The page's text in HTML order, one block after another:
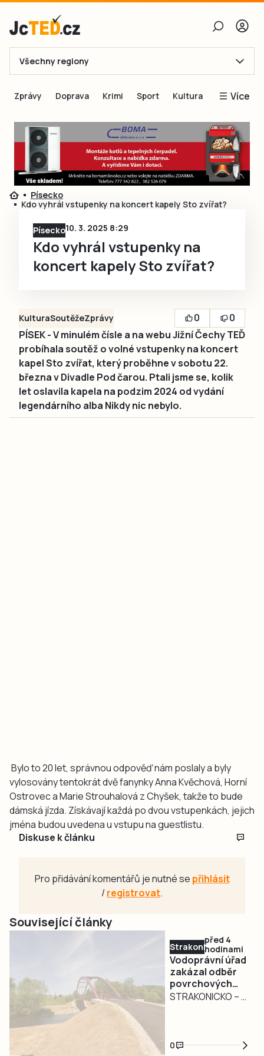
E-mail
Obnovit heslo
Přihlásit se
Ještě nemám účet, chci se
Všechny regiony
Zprávy Doprava Krimi Sport Kultura Více
Blogy
Inspirace
Čtenáři píší
Speciální přílohy
Písecko
Kdo vyhrál vstupenky na koncert kapely Sto zvířat?
Písecko10. 3. 2025 8:29
Kdo vyhrál vstupenky na
koncert kapely Sto zvířat?
KulturaSoutěžeZprávy 0
0
PÍSEK - V minulém čísle a na webu Jižní Čechy TEĎ
probíhala soutěž o volné vstupenky na koncert
kapel Sto zvířat, který proběhne v sobotu 22.
března v Divadle Pod čarou. Ptali jsme se, kolik
let oslavila kapela na podzim 2024 od vydání
legendárního alba Nikdy nic nebylo.
Bylo to 20 let, správnou odpověď nám poslaly a byly
vylosovány tentokrát dvě fanynky Anna Kvěchová, Horní
Ostrovec a Marie Strouhalová z Chyšek, takže to bude
dámská jízda. Získávají každá po dvou vstupenkách, jejich
jména budou uvedena u vstupu na guestlistu.
Diskuse k článku
Pro přidávání komentářů je nutné se přihlásit
/registrovat.
Související články
Strakonicko
před 4
hodinami
Vodoprávní úřad
zakázal odběr
povrchových
vod na
STRAKONICKO – V
hydrologické
podmínky vydal
0